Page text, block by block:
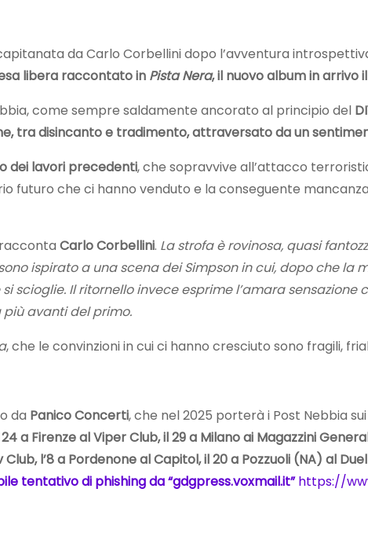
da Carlo Corbellini dopo l’avventura
libera raccontato in Pista Nera, il nuovo album in arrivo
come sempre saldamente ancorato al principio del
tra disincanto e tradimento, attraversato da un
dei lavori precedenti, che sopravvive all’attacco
futuro che ci hanno venduto e la conseguente
Carlo Corbellini. La strofa è rovinosa, quasi
ispirato a una scena dei Simpson in cui, dopo che
scioglie. Il ritornello invece esprime l’amara sensazione
più avanti del primo.
, che le convinzioni in cui ci hanno cresciuto sono fragili,
da Panico Concerti, che nel 2025 porterà i Post Nebbia
a Firenze al Viper Club, il 29 a Milano ai Magazzini
l’8 a Pordenone al Capitol, il 20 a Pozzuoli (NA) al
tentativo di phishing da “gdgpress.voxmail.it”https://